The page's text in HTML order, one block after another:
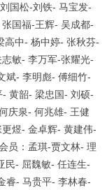
刘国松-刘铁- 马宝发-
张国福-王辉- 吴成都-
高中- 杨中婷- 张秋芬-
志敏- 李万军-张耀光-
斌- 李明彪- 傅细竹-
- 黄韶- 梁忠国- 刘硕-
庆泉- 何兆雄- 王健
更煜- 金卓辉- 黄建伟-
员：孟琪-贾文林- 理
民- 屈魏敏- 任连生-
睿- 马贵平- 李林春-